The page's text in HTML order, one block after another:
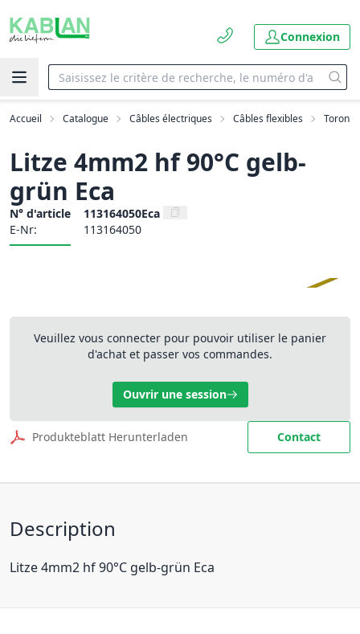
Connexion
Accueil Catalogue Câbles électriques Câbles flexibles Toron
Litze 4mm2 hf 90°C gelb-
grün Eca
N° d'article
113164050Eca
E-Nr:
113164050
Veuillez vous connecter pour pouvoir utiliser le panier
d'achat et passer vos commandes.
Ouvrir une session
Produkteblatt Herunterladen Contact
Description
Litze 4mm2 hf 90°C gelb-grün Eca